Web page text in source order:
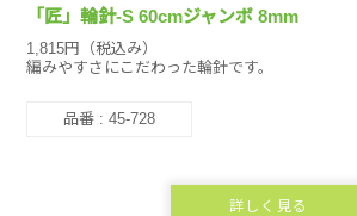
「匠」輪針-S 60cmジャンボ 8mm
1,815円（税込み）
編みやすさにこだわった輪針です。
品番 : 45-728
詳しく見る